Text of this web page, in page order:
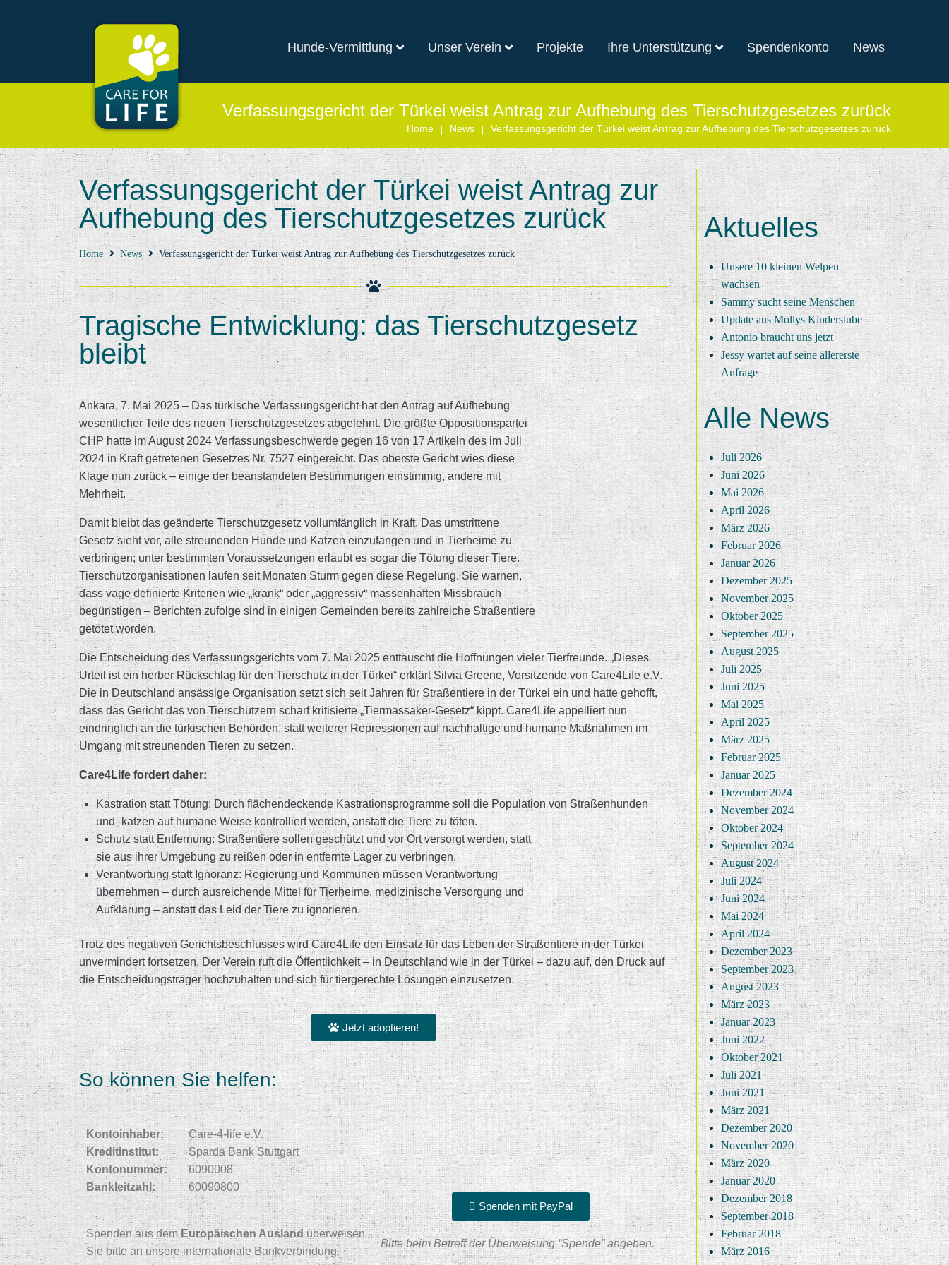
Hunde-Vermittlung Unser Verein Projekte Ihre Unterstützung Spendenkonto News
Verfassungsgericht der Türkei weist Antrag zur Aufhebung des Tierschutzgesetzes zurück
Home | News | Verfassungsgericht der Türkei weist Antrag zur Aufhebung des Tierschutzgesetzes zurück
Verfassungsgericht der Türkei weist Antrag zur
Aufhebung des Tierschutzgesetzes zurück
Home News Verfassungsgericht der Türkei weist Antrag zur Aufhebung des Tierschutzgesetzes zurück
Tragische Entwicklung: das Tierschutzgesetz
bleibt
Ankara, 7. Mai 2025 – Das türkische Verfassungsgericht hat den Antrag auf Aufhebung
wesentlicher Teile des neuen Tierschutzgesetzes abgelehnt. Die größte Oppositionspartei
CHP hatte im August 2024 Verfassungsbeschwerde gegen 16 von 17 Artikeln des im Juli
2024 in Kraft getretenen Gesetzes Nr. 7527 eingereicht. Das oberste Gericht wies diese
Klage nun zurück – einige der beanstandeten Bestimmungen einstimmig, andere mit
Mehrheit.
Damit bleibt das geänderte Tierschutzgesetz vollumfänglich in Kraft. Das umstrittene
Gesetz sieht vor, alle streunenden Hunde und Katzen einzufangen und in Tierheime zu
verbringen; unter bestimmten Voraussetzungen erlaubt es sogar die Tötung dieser Tiere.
Tierschutzorganisationen laufen seit Monaten Sturm gegen diese Regelung. Sie warnen,
dass vage definierte Kriterien wie „krank“ oder „aggressiv“ massenhaften Missbrauch
begünstigen – Berichten zufolge sind in einigen Gemeinden bereits zahlreiche Straßentiere
getötet worden.
Die Entscheidung des Verfassungsgerichts vom 7. Mai 2025 enttäuscht die Hoffnungen vieler Tierfreunde. „Dieses
Urteil ist ein herber Rückschlag für den Tierschutz in der Türkei“ erklärt Silvia Greene, Vorsitzende von Care4Life e.V.
Die in Deutschland ansässige Organisation setzt sich seit Jahren für Straßentiere in der Türkei ein und hatte gehofft,
dass das Gericht das von Tierschützern scharf kritisierte „Tiermassaker-Gesetz“ kippt. Care4Life appelliert nun
eindringlich an die türkischen Behörden, statt weiterer Repressionen auf nachhaltige und humane Maßnahmen im
Umgang mit streunenden Tieren zu setzen.
Care4Life fordert daher:
Kastration statt Tötung: Durch flächendeckende Kastrationsprogramme soll die Population von Straßenhunden
und -katzen auf humane Weise kontrolliert werden, anstatt die Tiere zu töten.
Schutz statt Entfernung: Straßentiere sollen geschützt und vor Ort versorgt werden, statt
sie aus ihrer Umgebung zu reißen oder in entfernte Lager zu verbringen.
Verantwortung statt Ignoranz: Regierung und Kommunen müssen Verantwortung
übernehmen – durch ausreichende Mittel für Tierheime, medizinische Versorgung und
Aufklärung – anstatt das Leid der Tiere zu ignorieren.
Trotz des negativen Gerichtsbeschlusses wird Care4Life den Einsatz für das Leben der Straßentiere in der Türkei
unvermindert fortsetzen. Der Verein ruft die Öffentlichkeit – in Deutschland wie in der Türkei – dazu auf, den Druck auf
die Entscheidungsträger hochzuhalten und sich für tiergerechte Lösungen einzusetzen.
Jetzt adoptieren!
So können Sie helfen:
Kontoinhaber:
Care-4-life e.V.
Kreditinstitut:
Sparda Bank Stuttgart
Kontonummer:
6090008
Bankleitzahl:
60090800
Spenden aus demEuropäischen Auslandüberweisen
Sie bitte an unsere internationale Bankverbindung.
Spenden mit PayPal
Bitte beim Betreff der Überweisung “Spende” angeben.
Aktuelles
Unsere 10 kleinen Welpen
wachsen
Sammy sucht seine Menschen
Update aus Mollys Kinderstube
Antonio braucht uns jetzt
Jessy wartet auf seine allererste
Anfrage
Alle News
Juli 2026
Juni 2026
Mai 2026
April 2026
März 2026
Februar 2026
Januar 2026
Dezember 2025
November 2025
Oktober 2025
September 2025
August 2025
Juli 2025
Juni 2025
Mai 2025
April 2025
März 2025
Februar 2025
Januar 2025
Dezember 2024
November 2024
Oktober 2024
September 2024
August 2024
Juli 2024
Juni 2024
Mai 2024
April 2024
Dezember 2023
September 2023
August 2023
März 2023
Januar 2023
Juni 2022
Oktober 2021
Juli 2021
Juni 2021
März 2021
Dezember 2020
November 2020
März 2020
Januar 2020
Dezember 2018
September 2018
Februar 2018
März 2016